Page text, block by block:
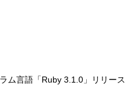
ム言語「Ruby 3.1.0」リリース